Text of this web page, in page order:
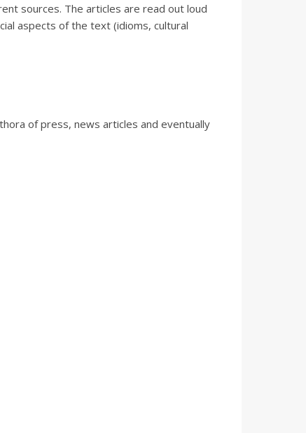
sources. The articles are read out loud
aspects of the text (idioms, cultural
of press, news articles and eventually